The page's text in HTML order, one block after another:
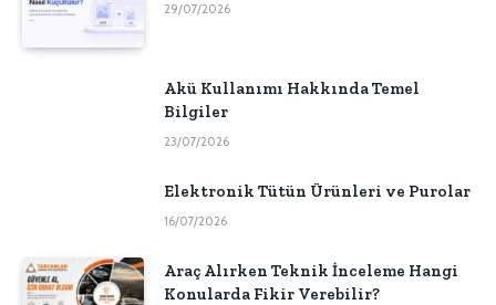
29/07/2026
Akü Kullanımı Hakkında Temel
Bilgiler
23/07/2026
Elektronik Tütün Ürünleri ve Purolar
16/07/2026
Araç Alırken Teknik İnceleme Hangi
Konularda Fikir Verebilir?